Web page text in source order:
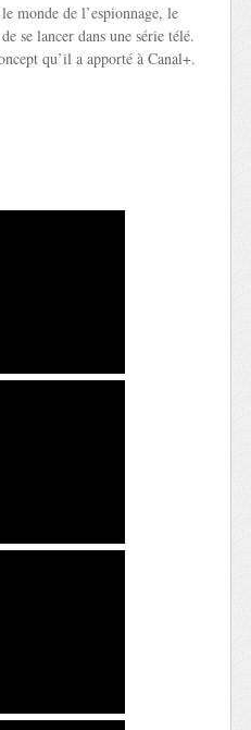
monde de l’espionnage, le
se lancer dans une série télé.
qu’il a apporté à Canal+.